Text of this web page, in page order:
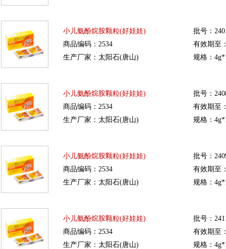
小儿氨酚烷胺颗粒(好娃娃)
商品编码：2534
生产厂家：太阳石(唐山)
批号：
有效期至
规格：
小儿氨酚烷胺颗粒(好娃娃)
商品编码：2534
生产厂家：太阳石(唐山)
批号：
有效期至
规格：
小儿氨酚烷胺颗粒(好娃娃)
商品编码：2534
生产厂家：太阳石(唐山)
批号：
有效期至
规格：
小儿氨酚烷胺颗粒(好娃娃)
商品编码：2534
生产厂家：太阳石(唐山)
批号：
有效期至
规格：